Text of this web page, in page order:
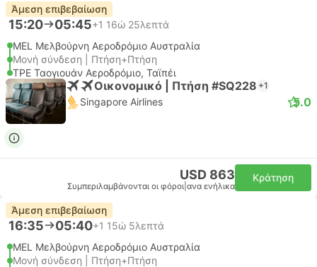
Άμεση επιβεβαίωση
15:20 05:45+1 16ώ 25λεπτά
MEL Μελβούρνη Αεροδρόμιο Αυστραλία
Μονή σύνδεση | Πτήση+Πτήση
TPE Ταογιουάν Αεροδρόμιο, Ταϊπέι
Οικονομικό | Πτήση #SQ228 +1
Singapore Airlines 5.0
USD 863
Συμπεριλαμβάνονται οι φόροι ανα ενήλικα
Κράτηση
Άμεση επιβεβαίωση
16:35 05:40+1 15ώ 5λεπτά
MEL Μελβούρνη Αεροδρόμιο Αυστραλία
Μονή σύνδεση | Πτήση+Πτήση